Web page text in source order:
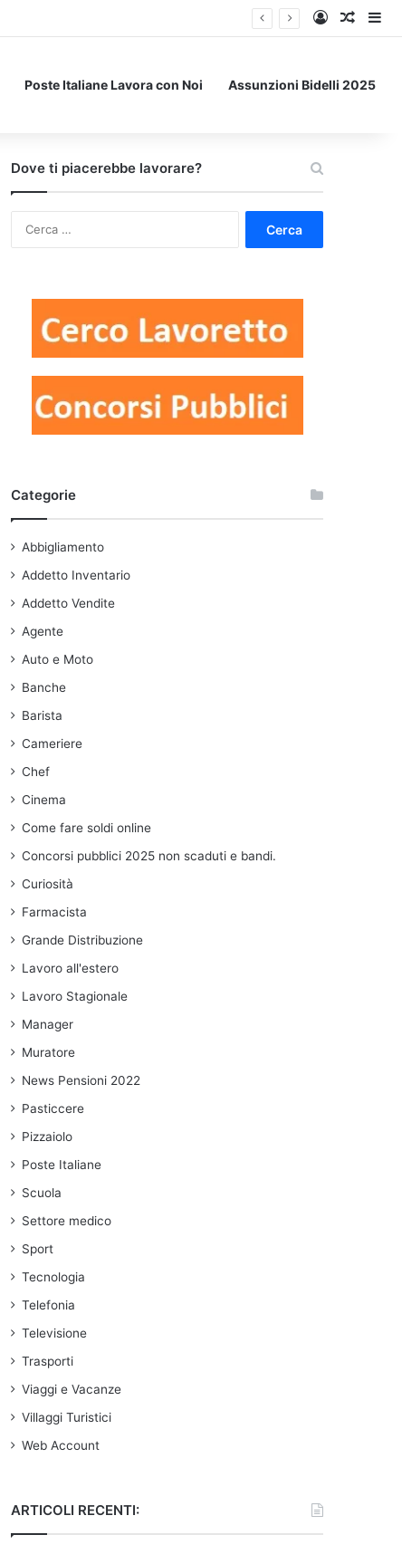
Accedi
Un
Poste Italiane Lavora con Noi Assunzioni Bidelli 2025
Dove ti piacerebbe lavorare?
Categorie
Abbigliamento
Addetto Inventario
Addetto Vendite
Agente
Auto e Moto
Banche
Barista
Cameriere
Chef
Cinema
Come fare soldi online
Concorsi pubblici 2025 non scaduti e bandi.
Curiosità
Farmacista
Grande Distribuzione
Lavoro all'estero
Lavoro Stagionale
Manager
Muratore
News Pensioni 2022
Pasticcere
Pizzaiolo
Poste Italiane
Scuola
Settore medico
Sport
Tecnologia
Telefonia
Televisione
Trasporti
Viaggi e Vacanze
Villaggi Turistici
Web Account
ARTICOLI RECENTI: